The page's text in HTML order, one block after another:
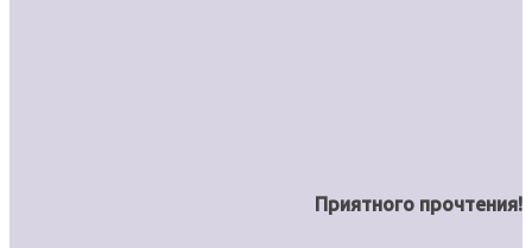
Приятного прочтения!